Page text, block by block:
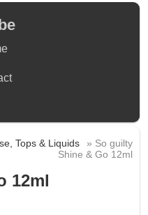
Tops & Liquids
» So guilty
Shine & Go 12ml
12ml